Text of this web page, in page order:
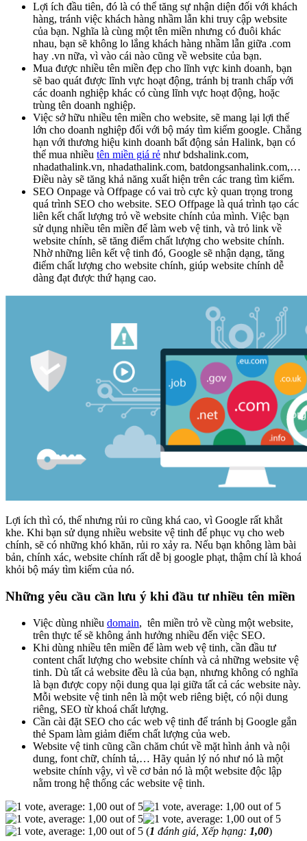
Lợi ích đầu tiên, đó là có thể tăng sự nhận diện đối với khách
hàng, tránh việc khách hàng nhầm lẫn khi truy cập website
của bạn. Nghĩa là cùng một tên miền nhưng có đuôi khác
nhau, bạn sẽ không lo lắng khách hàng nhầm lẫn giữa .com
hay .vn nữa, vì vào cái nào cũng về website của bạn.
Mua được nhiều tên miền đẹp cho lĩnh vực kinh doanh, bạn
sẽ bao quát được lĩnh vực hoạt động, tránh bị tranh chấp với
các doanh nghiệp khác có cùng lĩnh vực hoạt động, hoặc
trùng tên doanh nghiệp.
Việc sở hữu nhiều tên miền cho website, sẽ mang lại lợi thế
lớn cho doanh nghiệp đối với bộ máy tìm kiếm google. Chẳng
hạn với thương hiệu kinh doanh bất động sản Halink, bạn có
thể mua nhiều tên miền giá rẻ như bdshalink.com,
nhadathalink.vn, nhadathalink.com, batdongsanhalink.com,…
Điều này sẽ tăng khả năng xuất hiện trên các trang tìm kiếm.
SEO Onpage và Offpage có vai trò cực kỳ quan trọng trong
quá trình SEO cho website. SEO Offpage là quá trình tạo các
liên kết chất lượng trỏ về website chính của mình. Việc bạn
sử dụng nhiều tên miền để làm web vệ tinh, và trỏ link về
website chính, sẽ tăng điểm chất lượng cho website chính.
Nhờ những liên kết vệ tinh đó, Google sẽ nhận dạng, tăng
điểm chất lượng cho website chính, giúp website chính dễ
dàng đạt được thứ hạng cao.
Lợi ích thì có, thế nhưng rủi ro cũng khá cao, vì Google rất khắt
khe. Khi bạn sử dụng nhiều website vệ tinh để phục vụ cho web
chính, sẽ có những khó khăn, rủi ro xảy ra. Nếu bạn không làm bài
bản, chính xác, website chính rất dễ bị google phạt, thậm chí là khoá
khỏi bộ máy tìm kiếm của nó.
Những yêu cầu cần lưu ý khi đầu tư nhiều tên miền
Việc dùng nhiều domain, tên miền trỏ về cùng một website,
trên thực tế sẽ không ảnh hưởng nhiều đến việc SEO.
Khi dùng nhiều tên miền để làm web vệ tinh, cần đầu tư
content chất lượng cho website chính và cả những website vệ
tinh. Dù tất cả website đều là của bạn, nhưng không có nghĩa
là bạn được copy nội dung qua lại giữa tất cả các website này.
Mỗi website vệ tinh nên là một web riêng biệt, có nội dung
riêng, SEO từ khoá chất lượng.
Cần cài đặt SEO cho các web vệ tinh để tránh bị Google gắn
thẻ Spam làm giảm điểm chất lượng của web.
Website vệ tinh cũng cần chăm chút về mặt hình ảnh và nội
dung, font chữ, chính tả,… Hãy quản lý nó như nó là một
website chính vậy, vì về cơ bản nó là một website độc lập
nằm trong hệ thống các website vệ tinh.
(1 đánh giá, Xếp hạng: 1,00)